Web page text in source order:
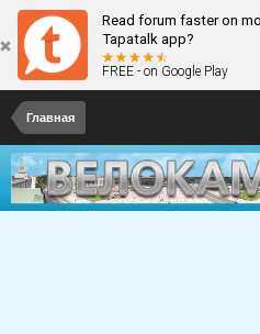
Read forum faster on
Tapatalk app?
FREE - on Google Play
Главная